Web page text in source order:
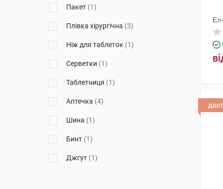
Пакет (1)
Плівка хірургічна (3)
Ніж для таблеток (1)
Серветки (1)
Таблетниця (1)
Аптечка (4)
Шина (1)
Бинт (1)
Джгут (1)